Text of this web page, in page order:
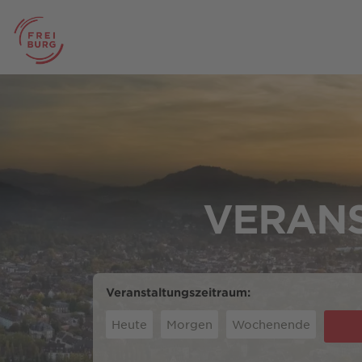
Veranstaltungszeitraum:
Heute Morgen Wochenende